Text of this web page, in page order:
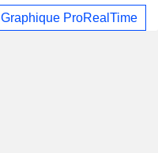
Graphique ProRealTime